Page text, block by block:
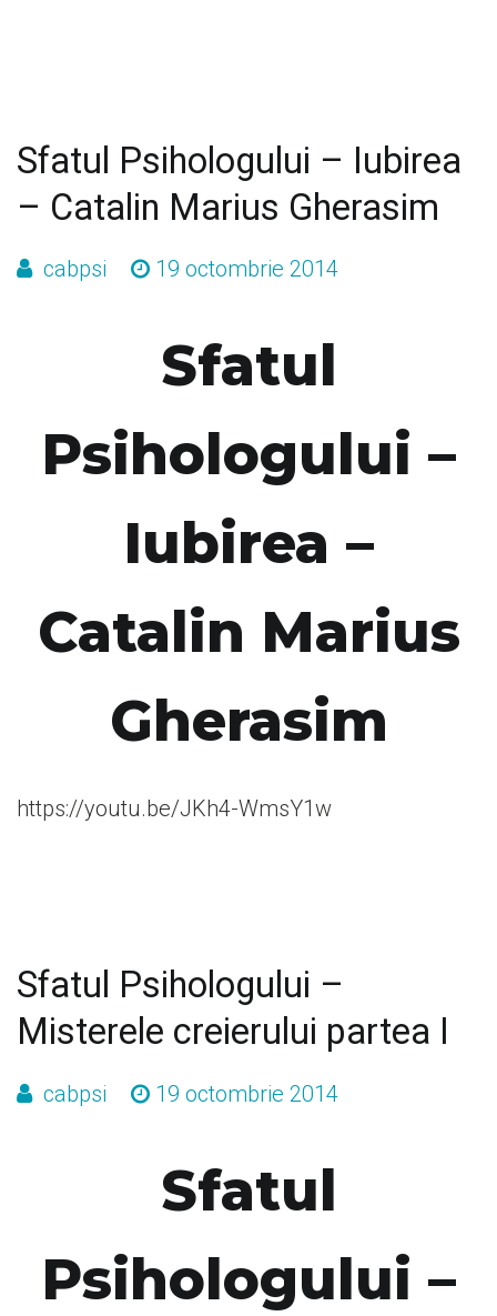
Sfatul Psihologului – Iubirea
– Catalin Marius Gherasim
cabpsi 19 octombrie 2014
Sfatul
Psihologului –
Iubirea –
Catalin Marius
Gherasim
https://youtu.be/JKh4-WmsY1w
Sfatul Psihologului –
Misterele creierului partea I
cabpsi 19 octombrie 2014
Sfatul
Psihologului –